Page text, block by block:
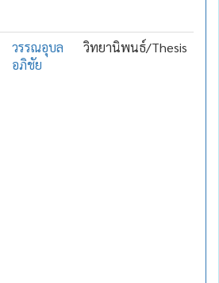
วรรณอุบล
อภิชัย
วิทยานิพนธ์/Thesis